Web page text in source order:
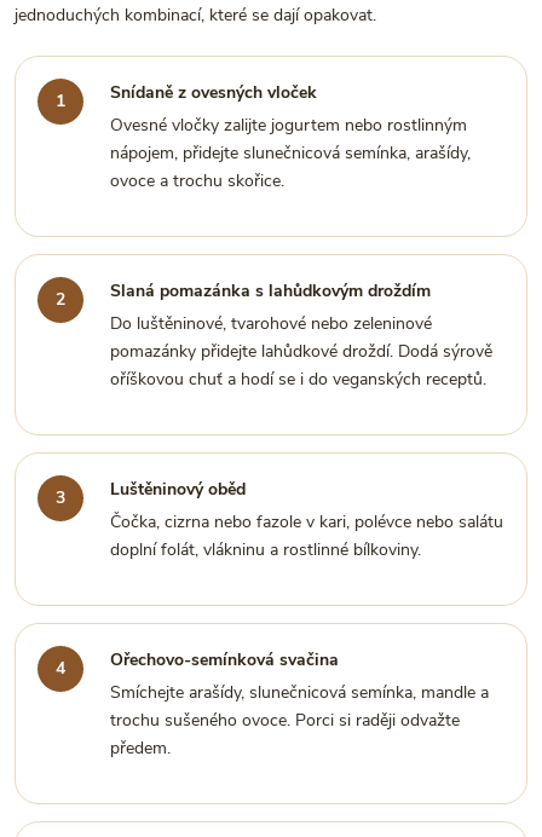
jednoduchých kombinací, které se dají opakovat.
Snídaně z ovesných vloček
Ovesné vločky zalijte jogurtem nebo rostlinným
nápojem, přidejte slunečnicová semínka, arašídy,
ovoce a trochu skořice.
Slaná pomazánka s lahůdkovým droždím
Do luštěninové, tvarohové nebo zeleninové
pomazánky přidejte lahůdkové droždí. Dodá sýrově
oříškovou chuť a hodí se i do veganských receptů.
Luštěninový oběd
Čočka, cizrna nebo fazole v kari, polévce nebo salátu
doplní folát, vlákninu a rostlinné bílkoviny.
Ořechovo-semínková svačina
Smíchejte arašídy, slunečnicová semínka, mandle a
trochu sušeného ovoce. Porci si raději odvažte
předem.